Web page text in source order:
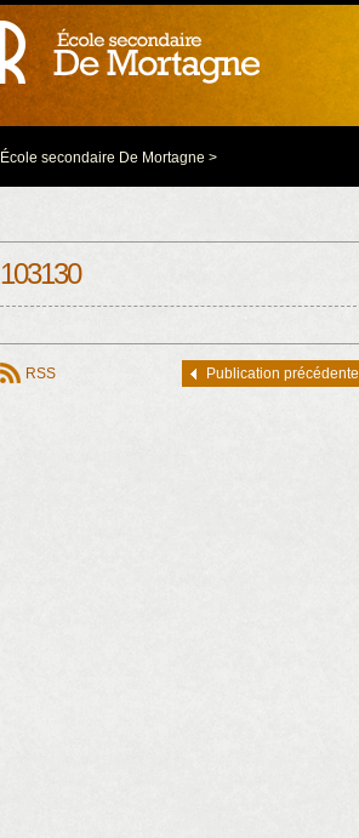
École secondaire De Mortagne >
103130
RSS Publication précédente